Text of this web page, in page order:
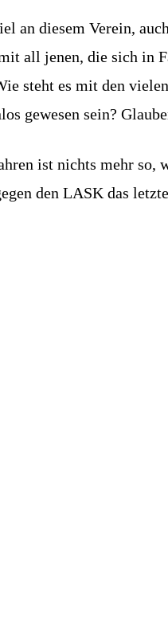
diesem Verein,
all jenen, die sich in
steht es mit den
gewesen sein?
ist nichts mehr so,
den LASK das